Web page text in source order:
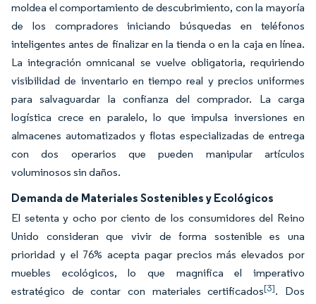
moldea el comportamiento de descubrimiento, con la mayoría
de los compradores iniciando búsquedas en teléfonos
inteligentes antes de finalizar en la tienda o en la caja en línea.
La integración omnicanal se vuelve obligatoria, requiriendo
visibilidad de inventario en tiempo real y precios uniformes
para salvaguardar la confianza del comprador. La carga
logística crece en paralelo, lo que impulsa inversiones en
almacenes automatizados y flotas especializadas de entrega
con dos operarios que pueden manipular artículos
voluminosos sin daños.
Demanda de Materiales Sostenibles y Ecológicos
El setenta y ocho por ciento de los consumidores del Reino
Unido consideran que vivir de forma sostenible es una
prioridad y el 76% acepta pagar precios más elevados por
muebles ecológicos, lo que magnifica el imperativo
estratégico de contar con materiales certificados[3]. Dos